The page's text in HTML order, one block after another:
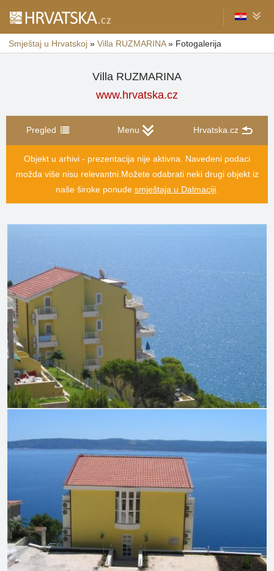
Smještaj u Hrvatskoj » Villa RUZMARINA » Fotogalerija
Villa RUZMARINA
www.hrvatska.cz
Pregled Menu Hrvatska.cz
Objekt u arhivi - prezentacija nije aktivna. Navedeni podaci
možda više nisu relevantni. Možete odabrati neki drugi objekt iz
naše široke ponude smještaja u Dalmaciji